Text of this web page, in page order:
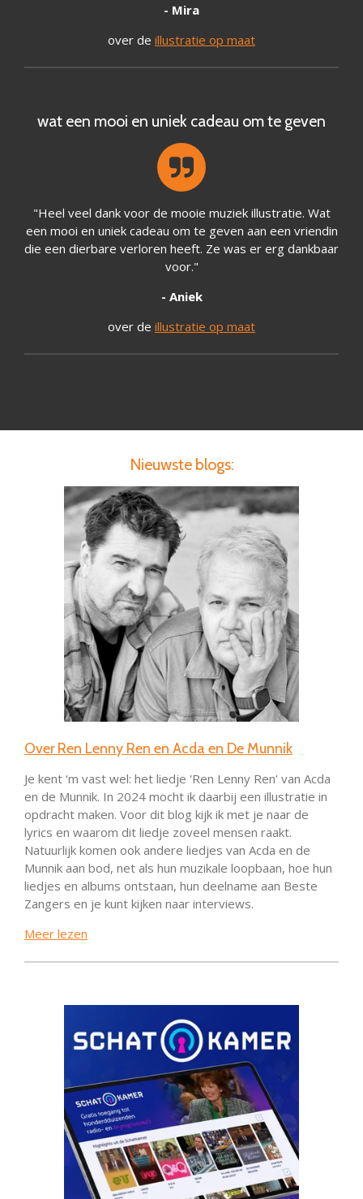
- Mira
over de illustratie op maat
wat een mooi en uniek cadeau om te geven
"Heel veel dank voor de mooie muziek illustratie. Wat
een mooi en uniek cadeau om te geven aan een vriendin
die een dierbare verloren heeft. Ze was er erg dankbaar
voor."
- Aniek
over de illustratie op maat
Nieuwste blogs:
Over Ren Lenny Ren en Acda en De Munnik
Je kent ‘m vast wel: het liedje 'Ren Lenny Ren' van Acda
en de Munnik. In 2024 mocht ik daarbij een illustratie in
opdracht maken. Voor dit blog kijk ik met je naar de
lyrics en waarom dit liedje zoveel mensen raakt.
Natuurlijk komen ook andere liedjes van Acda en de
Munnik aan bod, net als hun muzikale loopbaan, hoe hun
liedjes en albums ontstaan, hun deelname aan Beste
Zangers en je kunt kijken naar interviews.
Meer lezen